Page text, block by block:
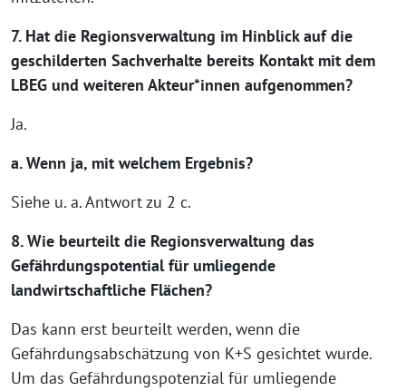
7. Hat die Regionsverwaltung im Hinblick auf die
geschilderten Sachverhalte bereits Kontakt mit dem
LBEG und weiteren Akteur*innen aufgenommen?
Ja.
a. Wenn ja, mit welchem Ergebnis?
Siehe u. a. Antwort zu 2 c.
8. Wie beurteilt die Regionsverwaltung das
Gefährdungspotential für umliegende
landwirtschaftliche Flächen?
Das kann erst beurteilt werden, wenn die
Gefährdungsabschätzung von K+S gesichtet wurde.
Um das Gefährdungspotenzial für umliegende